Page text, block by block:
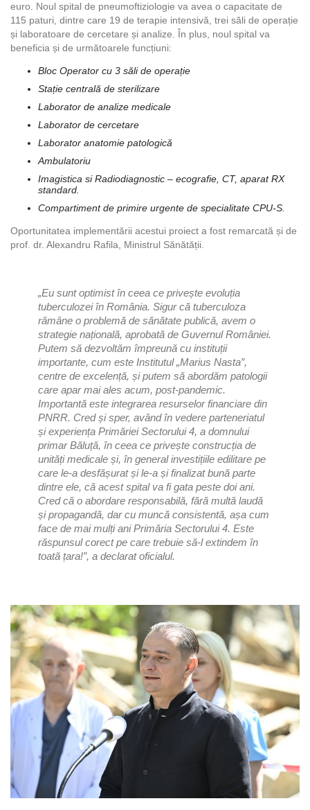
euro. Noul spital de pneumoftiziologie va avea o capacitate de
115 paturi, dintre care 19 de terapie intensivă, trei săli de operație
și laboratoare de cercetare și analize. În plus, noul spital va
beneficia și de următoarele funcțiuni:
Bloc Operator cu 3 săli de operație
Stație centrală de sterilizare
Laborator de analize medicale
Laborator de cercetare
Laborator anatomie patologică
Ambulatoriu
Imagistica si Radiodiagnostic – ecografie, CT, aparat RX
standard.
Compartiment de primire urgente de specialitate CPU-S.
Oportunitatea implementării acestui proiect a fost remarcată și de
prof. dr. Alexandru Rafila, Ministrul Sănătății.
„Eu sunt optimist în ceea ce privește evoluția
tuberculozei în România. Sigur că tuberculoza
rămâne o problemă de sănătate publică, avem o
strategie națională, aprobată de Guvernul României.
Putem să dezvoltăm împreună cu instituții
importante, cum este Institutul „Marius Nasta”,
centre de excelență, și putem să abordăm patologii
care apar mai ales acum, post-pandemic.
Importantă este integrarea resurselor financiare din
PNRR. Cred și sper, având în vedere parteneriatul
și experiența Primăriei Sectorului 4, a domnului
primar Băluță, în ceea ce privește construcția de
unități medicale și, în general investițiile edilitare pe
care le-a desfășurat și le-a și finalizat bună parte
dintre ele, că acest spital va fi gata peste doi ani.
Cred că o abordare responsabilă, fără multă laudă
și propagandă, dar cu muncă consistentă, așa cum
face de mai mulți ani Primăria Sectorului 4. Este
răspunsul corect pe care trebuie să-l extindem în
toată țara!”, a declarat oficialul.